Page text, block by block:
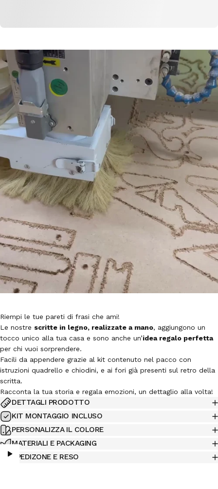
Riempi le tue pareti di frasi che ami!
Le nostre scritte in legno, realizzate a mano, aggiungono un
tocco unico alla tua casa e sono anche un’idea regalo perfetta
per chi vuoi sorprendere.
Facili da appendere grazie al kit contenuto nel pacco con
istruzioni quadrello e chiodini, e ai fori già presenti sul retro della
scritta.
Racconta la tua storia e regala emozioni, un dettaglio alla volta!
DETTAGLI PRODOTTO
KIT MONTAGGIO INCLUSO
PERSONALIZZA IL COLORE
MATERIALI E PACKAGING
SPEDIZONE E RESO